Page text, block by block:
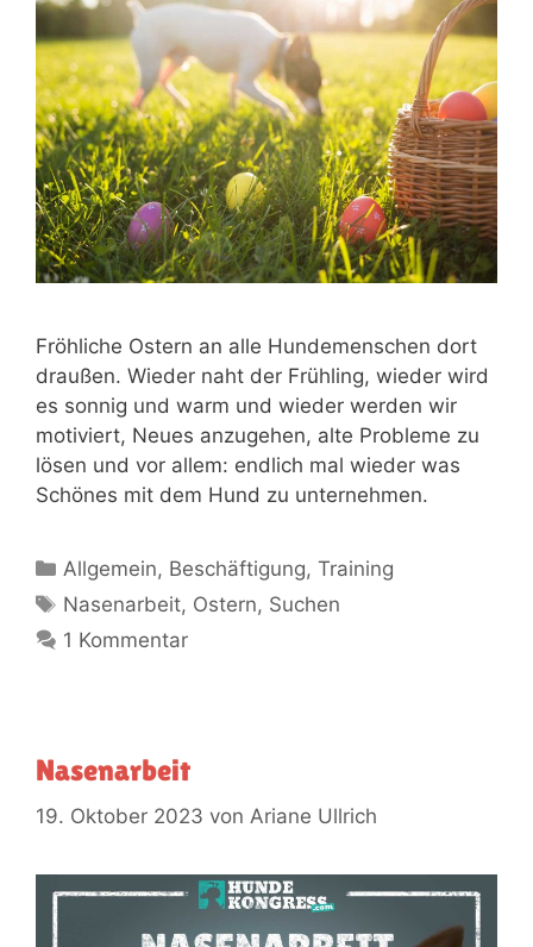
Fröhliche Ostern an alle Hundemenschen dort
draußen. Wieder naht der Frühling, wieder wird
es sonnig und warm und wieder werden wir
motiviert, Neues anzugehen, alte Probleme zu
lösen und vor allem: endlich mal wieder was
Schönes mit dem Hund zu unternehmen.
Allgemein, Beschäftigung,Training
Nasenarbeit, Ostern, Suchen
1 Kommentar
Nasenarbeit
19. Oktober 2023 von Ariane Ullrich